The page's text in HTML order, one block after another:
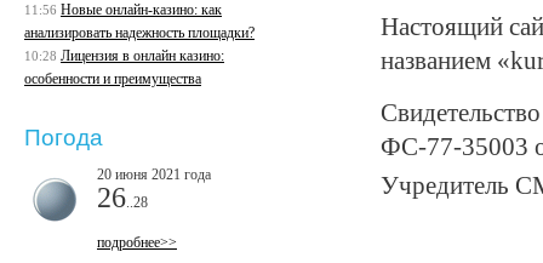
Настоящий
названием
ФС-77-35003
Учредитель
11:56 Новые онлайн-казино: как
анализировать надежность площадки?
10:28 Лицензия в онлайн казино:
особенности и преимущества
Погода
20 июня 2021 года
26 ..28
подробнее>>